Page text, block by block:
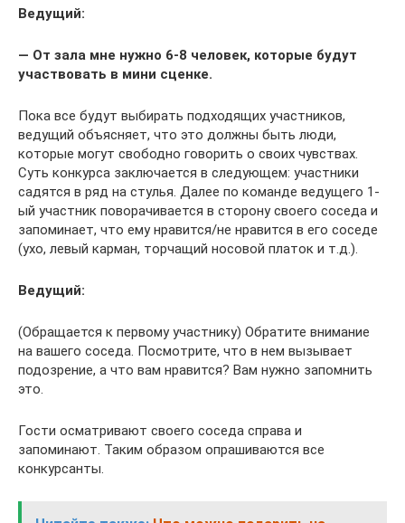
Ведущий:
— От зала мне нужно 6-8 человек, которые будут
участвовать в мини сценке.
Пока все будут выбирать подходящих участников,
ведущий объясняет, что это должны быть люди,
которые могут свободно говорить о своих чувствах.
Суть конкурса заключается в следующем: участники
садятся в ряд на стулья. Далее по команде ведущего 1-
ый участник поворачивается в сторону своего соседа и
запоминает, что ему нравится/не нравится в его соседе
(ухо, левый карман, торчащий носовой платок и т.д.).
Ведущий:
(Обращается к первому участнику) Обратите внимание
на вашего соседа. Посмотрите, что в нем вызывает
подозрение, а что вам нравится? Вам нужно запомнить
это.
Гости осматривают своего соседа справа и
запоминают. Таким образом опрашиваются все
конкурсанты.